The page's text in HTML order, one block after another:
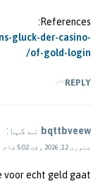
References:
gluck-der-casino-
of-gold-login/
REPLY
bqttbveew نے کہا:
جنوری 12, 2026 وقت 5:02 شام
voor echt geld gaat